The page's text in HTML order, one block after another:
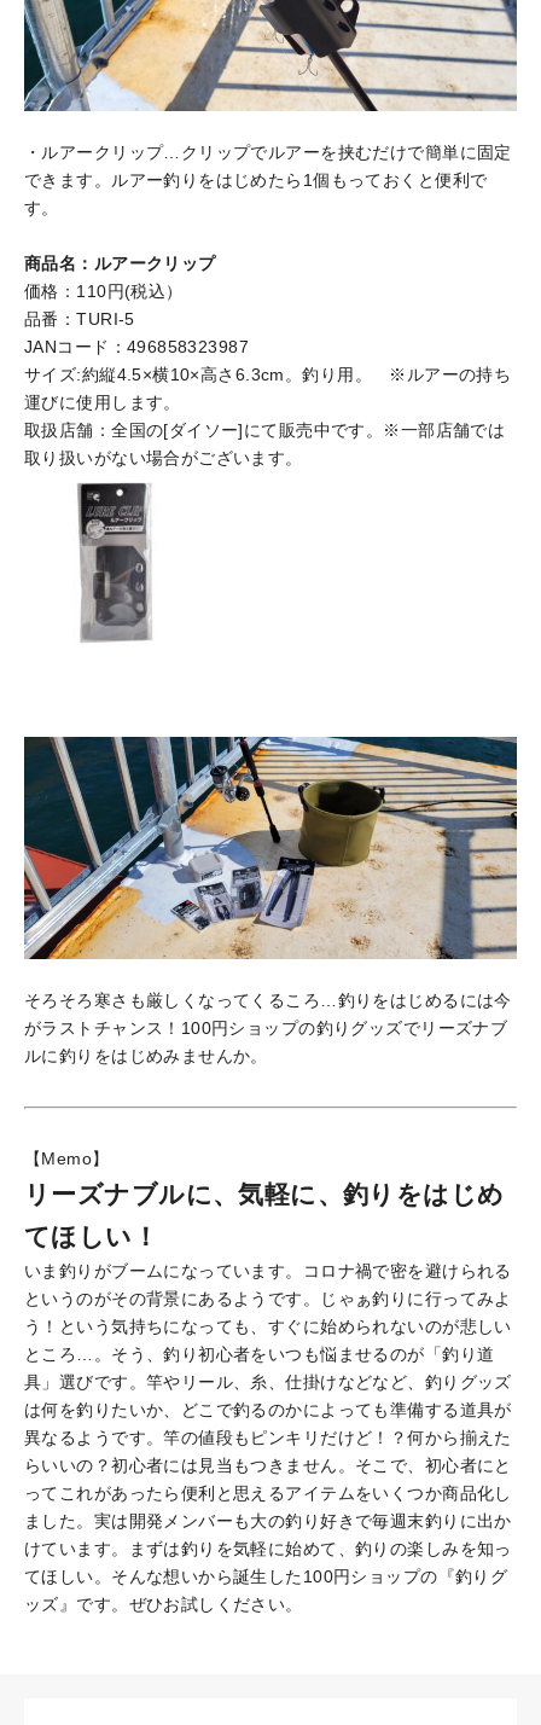
・ルアークリップ…クリップでルアーを挟むだけで簡単に固定
できます。ルアー釣りをはじめたら1個もっておくと便利で
す。
商品名：ルアークリップ
価格：110円(税込）
品番：TURI-5
JANコード：496858323987
サイズ:約縦4.5×横10×高さ6.3cm。釣り用。 ※ルアーの持ち
運びに使用します。
取扱店舗：全国の[ダイソー]にて販売中です。※一部店舗では
取り扱いがない場合がございます。
そろそろ寒さも厳しくなってくるころ…釣りをはじめるには今
がラストチャンス！100円ショップの釣りグッズでリーズナブ
ルに釣りをはじめみませんか。
【Memo】
リーズナブルに、気軽に、釣りをはじめ
てほしい！
いま釣りがブームになっています。コロナ禍で密を避けられる
というのがその背景にあるようです。じゃぁ釣りに行ってみよ
う！という気持ちになっても、すぐに始められないのが悲しい
ところ…。そう、釣り初心者をいつも悩ませるのが「釣り道
具」選びです。竿やリール、糸、仕掛けなどなど、釣りグッズ
は何を釣りたいか、どこで釣るのかによっても準備する道具が
異なるようです。竿の値段もピンキリだけど！？何から揃えた
らいいの？初心者には見当もつきません。そこで、初心者にと
ってこれがあったら便利と思えるアイテムをいくつか商品化し
ました。実は開発メンバーも大の釣り好きで毎週末釣りに出か
けています。まずは釣りを気軽に始めて、釣りの楽しみを知っ
てほしい。そんな想いから誕生した100円ショップの『釣りグ
ッズ』です。ぜひお試しください。